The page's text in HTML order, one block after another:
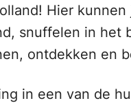
Hier
snuffelen in het
ontdekken en
in een van de